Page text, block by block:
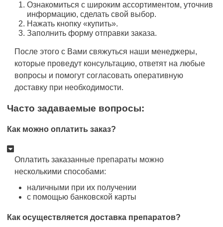
Ознакомиться с широким ассортиментом, уточнив
информацию, сделать свой выбор.
Нажать кнопку «купить».
Заполнить форму отправки заказа.
После этого с Вами свяжуться наши менеджеры,
которые проведут консультацию, ответят на любые
вопросы и помогут согласовать оперативную
доставку при необходимости.
Часто задаваемые вопросы:
Как можно оплатить заказ?
Оплатить заказанные препараты можно
несколькими способами:
наличными при их получении
с помощью банковской карты
Как осуществляется доставка препаратов?